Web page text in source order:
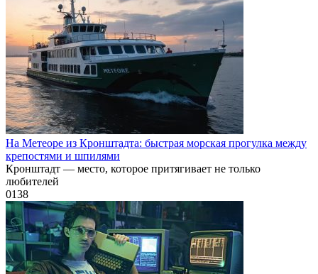
На Метеоре из Кронштадта: быстрая морская прогулка между
крепостями и шпилями
Кронштадт — место, которое притягивает не только
любителей
0138